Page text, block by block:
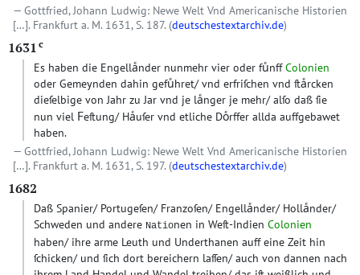
Gottfried, Johann Ludwig: Newe Welt Vnd Americanische Historien
[…]. Frankfurt a. M. 1631, S. 187. (deutschestextarchiv.de)
1631 c
Es haben die Engellaͤnder nunmehr vier oder fuͤnffColonien
oder Gemeynden dahin gefuͤhret/ vnd erfriſchen vnd ſtaͤrcken
dieſelbige von Jahr zu Jar vnd je laͤnger je mehr/ alſo daß ſie
nun viel Feſtung/ Haͤuſer vnd etliche Doͤrffer allda auffgebawet
haben.
Gottfried, Johann Ludwig: Newe Welt Vnd Americanische Historien
[…]. Frankfurt a. M. 1631, S. 197. (deutschestextarchiv.de)
1682
Daß Spanier/ Portugeſen/ Franzoſen/ Engellaͤnder/ Hollaͤnder/
Schweden und andere Nationen in Weſt-Indien Colonien
haben/ ihre arme Leuth und Underthanen auff eine Zeit hin
ſchicken/ und ſich dort bereichern laſſen/ auch von dannen nach